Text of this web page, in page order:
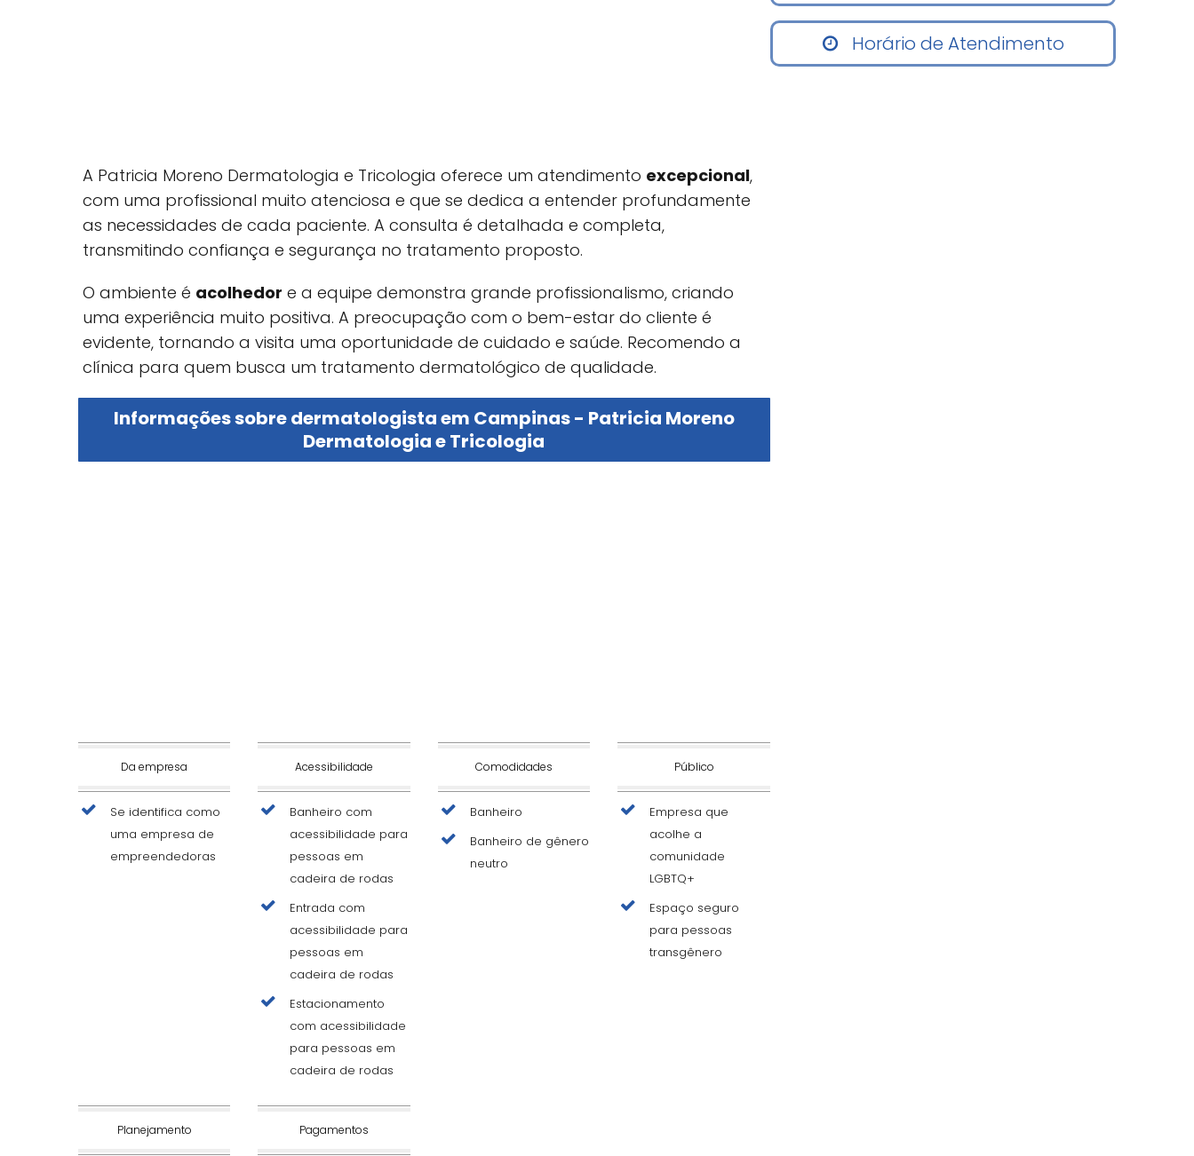
A Patricia Moreno Dermatologia e Tricologia oferece um atendimento excepcional,
com uma profissional muito atenciosa e que se dedica a entender profundamente
as necessidades de cada paciente. A consulta é detalhada e completa,
transmitindo confiança e segurança no tratamento proposto.
O ambiente é acolhedor e a equipe demonstra grande profissionalismo, criando
uma experiência muito positiva. A preocupação com o bem-estar do cliente é
evidente, tornando a visita uma oportunidade de cuidado e saúde. Recomendo a
clínica para quem busca um tratamento dermatológico de qualidade.
Informações sobre dermatologista em Campinas - Patricia Moreno
Dermatologia e Tricologia
Da empresa
Se identifica como
uma empresa de
empreendedoras
Acessibilidade
Banheiro com
acessibilidade para
pessoas em
cadeira de rodas
Entrada com
acessibilidade para
pessoas em
cadeira de rodas
Estacionamento
com acessibilidade
para pessoas em
cadeira de rodas
Comodidades
Banheiro
Banheiro de gênero
neutro
Público
Empresa que
acolhe a
comunidade
LGBTQ+
Espaço seguro
para pessoas
transgênero
Planejamento Pagamentos
Horário de Atendimento